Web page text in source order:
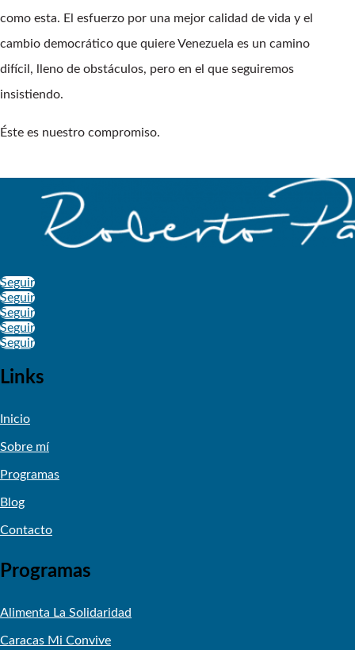
como esta. El esfuerzo por una mejor calidad de vida y el
cambio democrático que quiere Venezuela es un camino
difícil, lleno de obstáculos, pero en el que seguiremos
insistiendo.
Éste es nuestro compromiso.
Seguir
Seguir
Seguir
Seguir
Seguir
Links
Inicio
Sobre mí
Programas
Blog
Contacto
Programas
Alimenta La Solidaridad
Caracas Mi Convive